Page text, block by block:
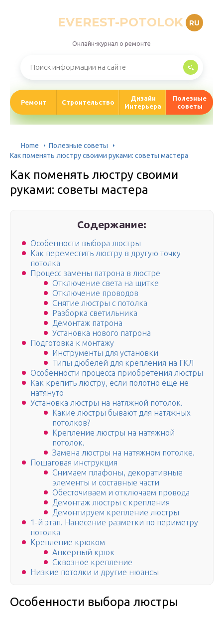
EVEREST-POTOLOK RU
Онлайн-журнал о ремонте
Ремонт Строительство
Дизайн
Интерьера
Полезные
советы
Home
Полезные советы
Как поменять люстру своими руками: советы мастера
Как поменять люстру своими
руками: советы мастера
Содержание:
Особенности выбора люстры
Как переместить люстру в другую точку
потолка
Процесс замены патрона в люстре
Отключение света на щитке
Отключение проводов
Снятие люстры с потолка
Разборка светильника
Демонтаж патрона
Установка нового патрона
Подготовка к монтажу
Инструменты для установки
Типы дюбелей для крепления на ГКЛ
Особенности процесса приобретения люстры
Как крепить люстру, если полотно еще не
натянуто
Установка люстры на натяжной потолок.
Какие люстры бывают для натяжных
потолков?
Крепление люстры на натяжной
потолок.
Замена люстры на натяжном потолке.
Пошаговая инструкция
Снимаем плафоны, декоративные
элементы и составные части
Обесточиваем и отключаем провода
Демонтаж люстры с крепления
Демонтируем крепление люстры
1-й этап. Нанесение разметки по периметру
потолка
Крепление крюком
Анкерный крюк
Сквозное крепление
Низкие потолки и другие нюансы
Особенности выбора люстры